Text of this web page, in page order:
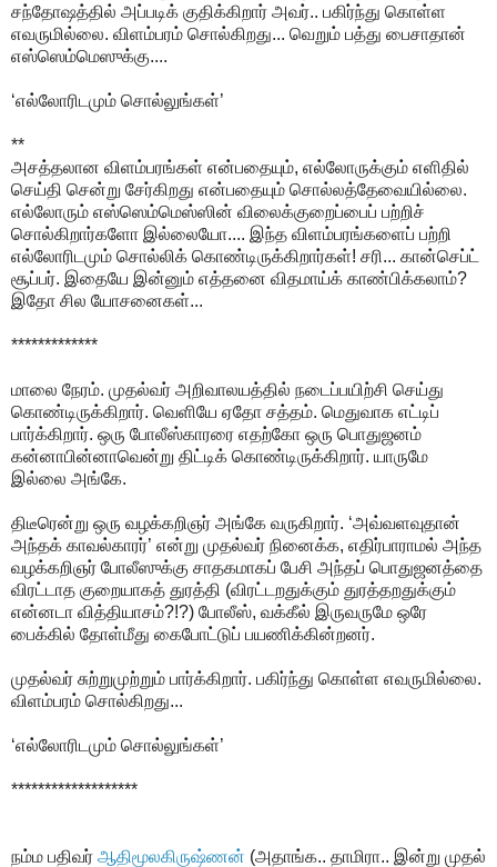
சந்தோஷத்தில் அப்படிக் குதிக்கிறார் அவர்.. பகிர்ந்து கொள்ள
எவருமில்லை. விளம்பரம் சொல்கிறது... வெறும் பத்து பைசாதான்
எஸ்ஸெம்மெஸுக்கு....
‘எல்லோரிடமும் சொல்லுங்கள்’
**
அசத்தலான விளம்பரங்கள் என்பதையும், எல்லோருக்கும் எளிதில்
செய்தி சென்று சேர்கிறது என்பதையும் சொல்லத்தேவையில்லை.
எல்லோரும் எஸ்ஸெம்மெஸ்ஸின் விலைக்குறைப்பைப் பற்றிச்
சொல்கிறார்களோ இல்லையோ.... இந்த விளம்பரங்களைப் பற்றி
எல்லோரிடமும் சொல்லிக் கொண்டிருக்கிறார்கள்! சரி... கான்செப்ட்
சூப்பர். இதையே இன்னும் எத்தனை விதமாய்க் காண்பிக்கலாம்?
இதோ சில யோசனைகள்...
*************
மாலை நேரம். முதல்வர் அறிவாலயத்தில் நடைப்பயிற்சி செய்து
கொண்டிருக்கிறார். வெளியே ஏதோ சத்தம். மெதுவாக எட்டிப்
பார்க்கிறார். ஒரு போலீஸ்காரரை எதற்கோ ஒரு பொதுஜனம்
கன்னாபின்னாவென்று திட்டிக் கொண்டிருக்கிறார். யாருமே
இல்லை அங்கே.
திடீரென்று ஒரு வழக்கறிஞர் அங்கே வருகிறார். ‘அவ்வளவுதான்
அந்தக் காவல்காரர்’ என்று முதல்வர் நினைக்க, எதிர்பாராமல் அந்த
வழக்கறிஞர் போலீஸுக்கு சாதகமாகப் பேசி அந்தப் பொதுஜனத்தை
விரட்டாத குறையாகத் துரத்தி (விரட்டறதுக்கும் துரத்தறதுக்கும்
என்னடா வித்தியாசம்?!?) போலீஸ், வக்கீல் இருவருமே ஒரே
பைக்கில் தோள்மீது கைபோட்டுப் பயணிக்கின்றனர்.
முதல்வர் சுற்றுமுற்றும் பார்க்கிறார். பகிர்ந்து கொள்ள எவருமில்லை.
விளம்பரம் சொல்கிறது...
‘எல்லோரிடமும் சொல்லுங்கள்’
*******************
நம்ம பதிவர் ஆதிமூலகிருஷ்ணன் (அதாங்க.. தாமிரா.. இன்று முதல்